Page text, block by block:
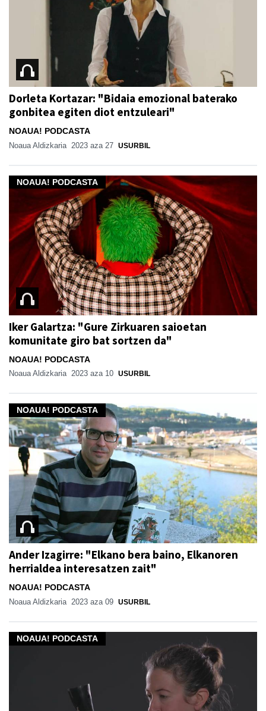
Dorleta Kortazar: "Bidaia emozional baterako
gonbitea egiten diot entzuleari"
NOAUA! PODCASTA
Noaua Aldizkaria 2023 aza 27 USURBIL
NOAUA! PODCASTA
Iker Galartza: "Gure Zirkuaren saioetan
komunitate giro bat sortzen da"
NOAUA! PODCASTA
Noaua Aldizkaria 2023 aza 10 USURBIL
NOAUA! PODCASTA
Ander Izagirre: "Elkano bera baino, Elkanoren
herrialdea interesatzen zait"
NOAUA! PODCASTA
Noaua Aldizkaria 2023 aza 09 USURBIL
NOAUA! PODCASTA